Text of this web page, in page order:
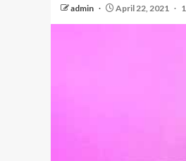
admin April 22, 2021